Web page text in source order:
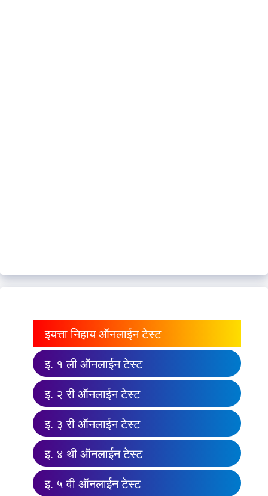
इयत्ता निहाय ऑनलाईन टेस्ट
इ. १ ली ऑनलाईन टेस्ट
इ. २ री ऑनलाईन टेस्ट
इ. ३ री ऑनलाईन टेस्ट
इ. ४ थी ऑनलाईन टेस्ट
इ. ५ वी ऑनलाईन टेस्ट